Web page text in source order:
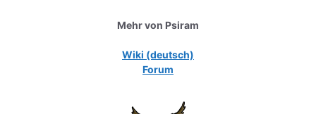
Mehr von Psiram
Wiki (deutsch)
Forum